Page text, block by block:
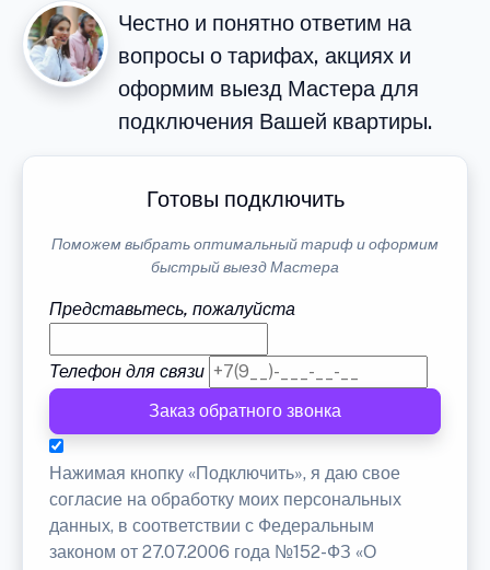
Честно и понятно ответим на
вопросы о тарифах, акциях и
оформим выезд Мастера для
подключения Вашей квартиры.
Готовы подключить
Поможем выбрать оптимальный тариф и оформим
быстрый выезд Мастера
Представьтесь, пожалуйста
Телефон для связи
Заказ обратного звонка
Нажимая кнопку «Подключить», я даю свое
согласие на обработку моих персональных
данных, в соответствии с Федеральным
законом от 27.07.2006 года №152-ФЗ «О